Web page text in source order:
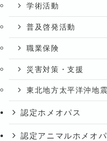
学術活動
普及啓発活動
職業保険
災害対策・支援
東北地方太平洋沖地
認定ホメオパス
認定アニマルホメオパ